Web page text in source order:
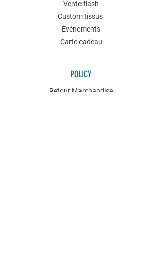
Vente flash
Custom tissus
Événements
Carte cadeau
POLICY
Retour Marchandise